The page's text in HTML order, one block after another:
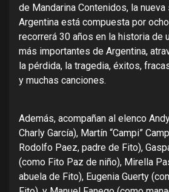
de Mandarina Contenidos, la
Argentina está compuesta por
recorrerá 30 años en la historia de
más importantes de Argentina,
la pérdida, la tragedia, éxitos,
y muchas canciones.
Además, acompañan al elenco
Charly García), Martín “Campi”
Rodolfo Paez, padre de Fito),
(como Fito Paz de niño), Mirella
abuela de Fito), Eugenia Guerty